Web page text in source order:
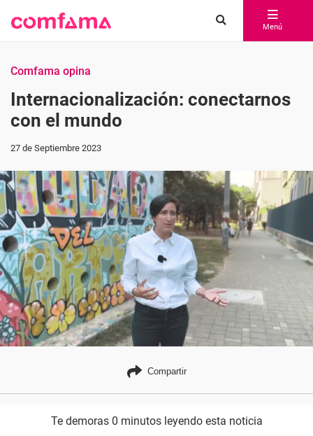
Menú
Comfama opina
Internacionalización: conectarnos
con el mundo
27 de Septiembre 2023
Compartir
Te demoras 0 minutos leyendo esta noticia